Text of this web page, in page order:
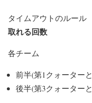
タイムアウトのルール
取れる回数
各チーム
前半(第1クォーター
後半(第3クォーター